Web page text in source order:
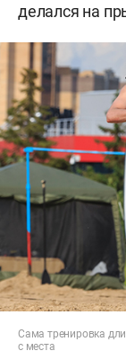
делался на
Сама тренировка
с места